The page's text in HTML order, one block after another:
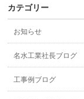
カテゴリー
お知らせ
名水工業社長ブログ
工事例ブログ